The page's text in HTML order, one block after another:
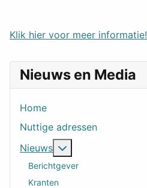
Nieuws en Media
Home
Nuttige adressen
Nieuws
Berichtgever
Kranten
Klik hier voor meer informatie!